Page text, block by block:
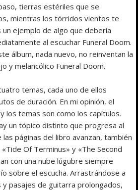
tierras estériles que se
mientras los tórridos vientos te
un ejemplo de algo que debería
al escuchar Funeral Doom.
álbum, nada nuevo, no reinventan la
y melancólico Funeral Doom.
temas, cada uno de ellos
de duración. En mi opinión, el
los temas son como los capítulos.
un tópico distinto que progresa al
páginas del libro avanzan, también
Of Terminus» y «The Second
con una nube lúgubre siempre
sobre el escucha. Arrastrándose a
pasajes de guitarra prolongados,